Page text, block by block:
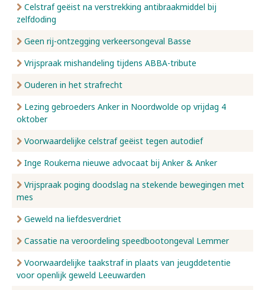
Celstraf geëist na verstrekking antibraakmiddel bij
zelfdoding
Geen rij-ontzegging verkeersongeval Basse
Vrijspraak mishandeling tijdens ABBA-tribute
Ouderen in het strafrecht
Lezing gebroeders Anker in Noordwolde op vrijdag 4
oktober
Voorwaardelijke celstraf geëist tegen autodief
Inge Roukema nieuwe advocaat bij Anker & Anker
Vrijspraak poging doodslag na stekende bewegingen met
mes
Geweld na liefdesverdriet
Cassatie na veroordeling speedbootongeval Lemmer
Voorwaardelijke taakstraf in plaats van jeugddetentie
voor openlijk geweld Leeuwarden